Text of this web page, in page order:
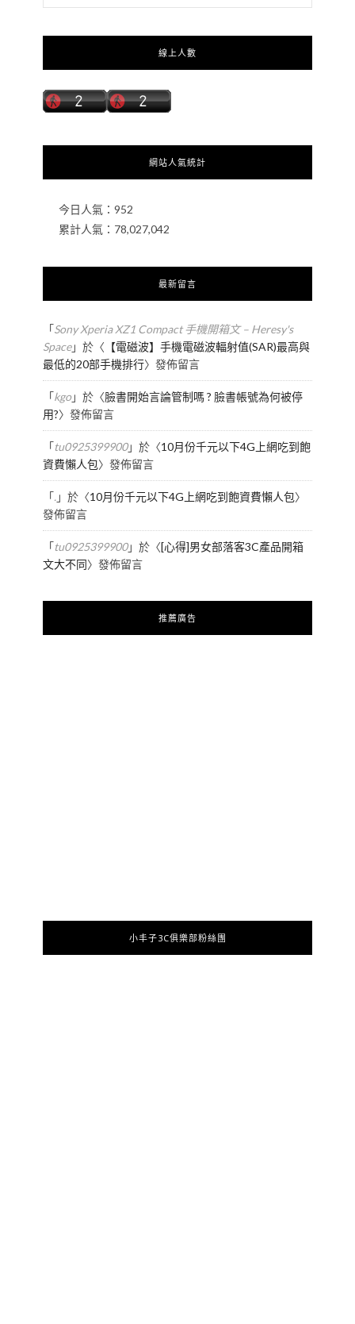
線上人數
網站人氣統計
今日人氣： 952
累計人氣： 78,027,042
最新留言
「Sony Xperia XZ1 Compact 手機開箱文 – Heresy's
Space」於〈 【電磁波】手機電磁波輻射值(SAR)最高與
最低的20部手機排行〉發佈留言
「kgo」於〈臉書開始言論管制嗎 ? 臉書帳號為何被停
用?〉發佈留言
「tu0925399900」於〈10月份千元以下4G上網吃到飽
資費懶人包〉發佈留言
「.」於〈10月份千元以下4G上網吃到飽資費懶人包〉
發佈留言
「tu0925399900」於〈[心得]男女部落客3C產品開箱
文大不同〉發佈留言
推薦廣告
小丰子3C俱樂部粉絲團